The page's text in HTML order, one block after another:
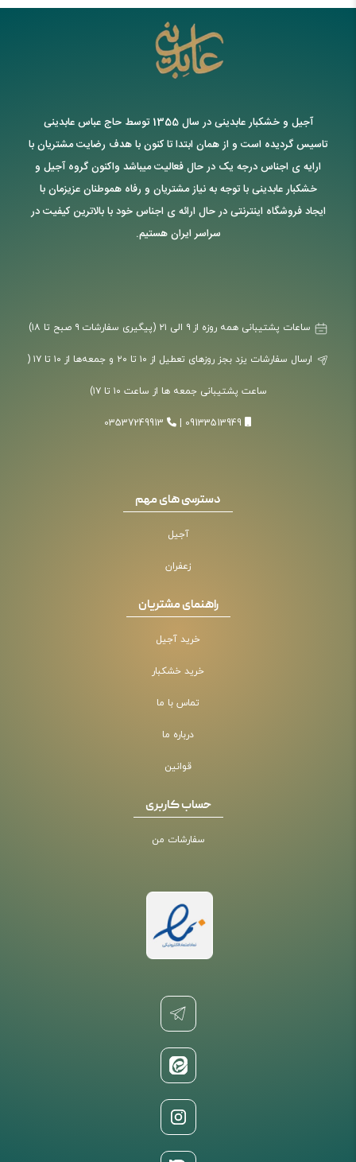
آجیل و خشکبار عابدینی در سال 1355 توسط حاج عباس عابدینی
تاسیس گردیده است و از همان ابتدا تا کنون با هدف رضایت مشتریان با
ارایه ی اجناس درجه یک در حال فعالیت میباشد واکنون گروه آجیل و
خشکبار عابدینی با توجه به نیاز مشتریان و رفاه هموطنان عزیزمان با
ایجاد فروشگاه اینترنتی در حال ارائه ی اجناس خود با بالاترین کیفیت در
سراسر ایران هستیم.
ارسال سفارشات یزد بجز روزهای تعطیل از ۱۰ تا ۲۰ و جمعه‌ها از ۱۰ تا ۱۷ (
ساعت پشتیبانی جمعه ها از ساعت ۱۰ تا ۱۷)
09133513949
03537249913
دسترسی های مهم
آجیل
زعفران
راهنمای مشتریان
خرید آجیل
خرید خشکبار
تماس با ما
درباره ما
قوانین
حساب کاربری
سفارشات من